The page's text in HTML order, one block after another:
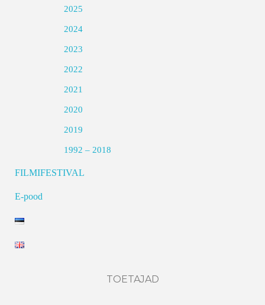
2025
2024
2023
2022
2021
2020
2019
1992 – 2018
FILMIFESTIVAL
E-pood
TOETAJAD